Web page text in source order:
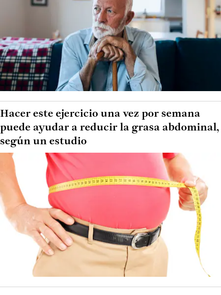
Hacer este ejercicio una vez por semana
puede ayudar a reducir la grasa abdominal,
según un estudio